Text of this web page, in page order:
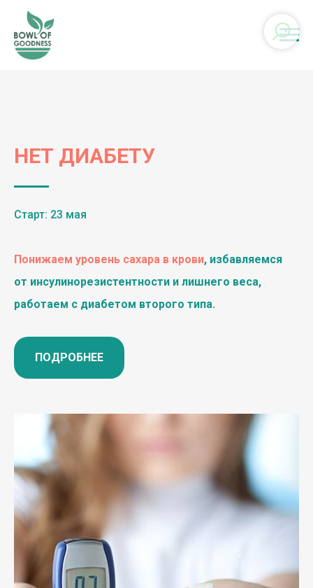
НЕТ ДИАБЕТУ
Старт: 23 мая
Понижаем уровень сахара в крови, избавляемся
от инсулинорезистентности и лишнего веса,
работаем с диабетом второго типа.
ПОДРОБНЕЕ